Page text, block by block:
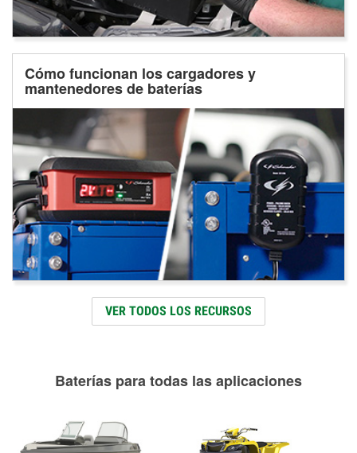
Cómo funcionan los cargadores y
mantenedores de baterías
VER TODOS LOS RECURSOS
Baterías para todas las aplicaciones